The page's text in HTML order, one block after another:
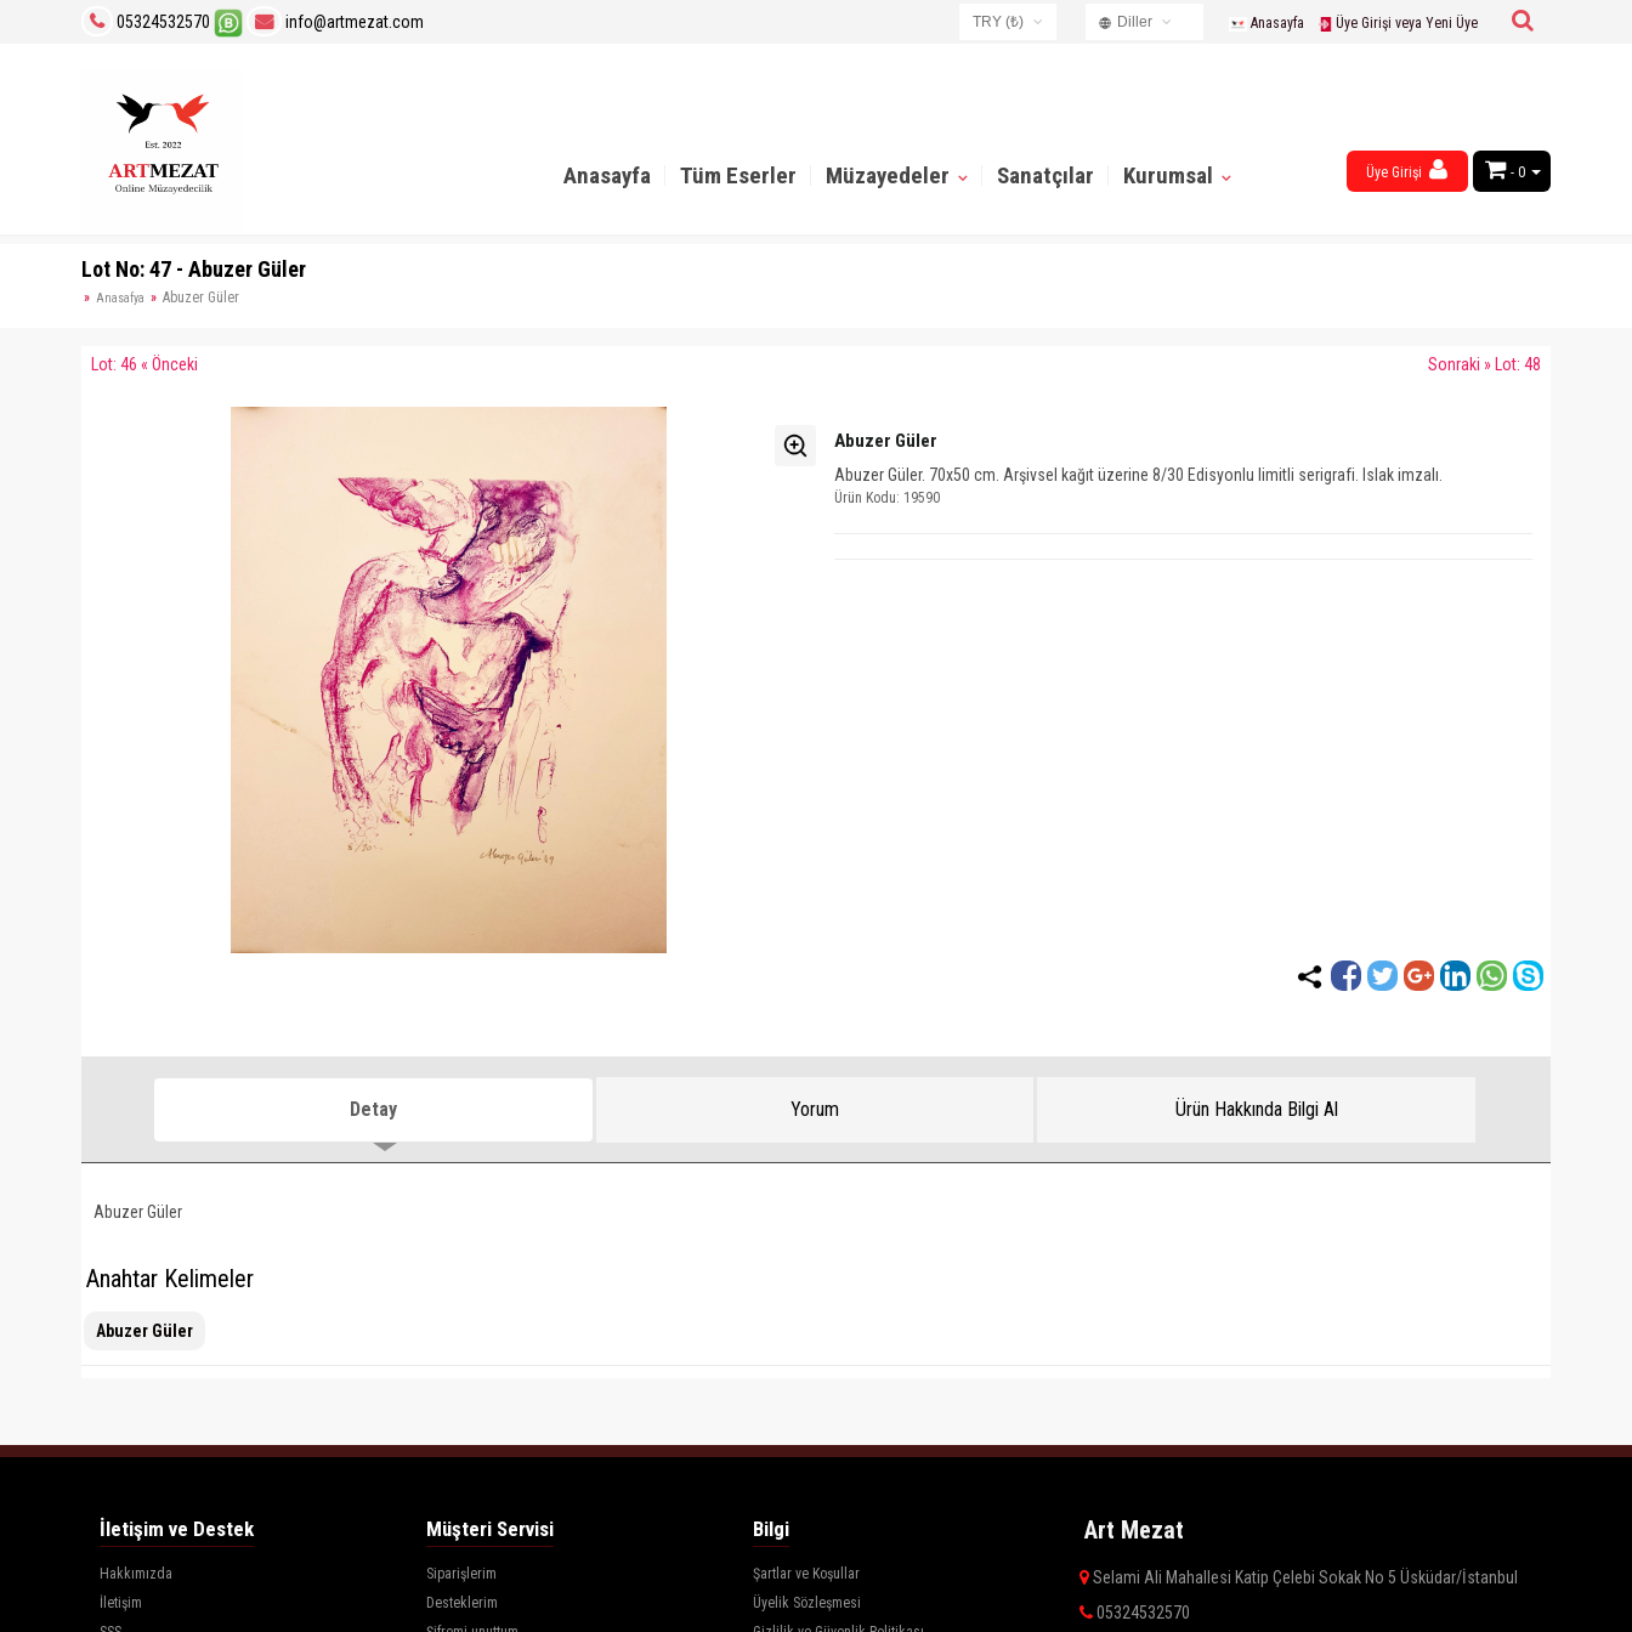
05324532570 info@artmezat.com Anasayfa Üye Girişi veya Yeni Üye
Diller
Chinese
TRY (₺)
GBP (£) - 0
Üye Girişi
Anasayfa Tüm Eserler Müzayedeler Sanatçılar Kurumsal
Lot No: 47 - Abuzer Güler
Anasafya Abuzer Güler
Lot: 46 « Önceki Sonraki » Lot: 48
Abuzer Güler
Abuzer Güler. 70x50 cm. Arşivsel kağıt üzerine 8/30 Edisyonlu limitli serigrafi. Islak imzalı.
Ürün Kodu: 19590
Detay Yorum Ürün Hakkında Bilgi Al
Abuzer Güler
Anahtar Kelimeler
Abuzer Güler
İletişim ve Destek
Hakkımızda
İletişim
Müşteri Servisi
Siparişlerim
Desteklerim
Bilgi
Şartlar ve Koşullar
Üyelik Sözleşmesi
Art Mezat
Selami Ali Mahallesi Katip Çelebi Sokak No 5 Üsküdar/İstanbul
05324532570